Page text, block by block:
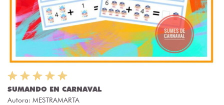
SUMANDO EN CARNAVAL
Autora: MESTRAMARTA